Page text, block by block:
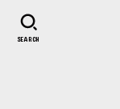
SEARCH